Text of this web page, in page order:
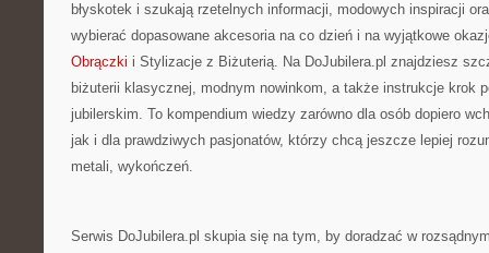
błyskotek i szukają rzetelnych informacji, modowych inspiracji
wybierać dopasowane akcesoria na co dzień i na wyjątkowe
Obrączki i Stylizacje z Biżuterią. Na DoJubilera.pl znajdziesz
biżuterii klasycznej, modnym nowinkom, a także instrukcje krok
jubilerskim. To kompendium wiedzy zarówno dla osób dopiero
jak i dla prawdziwych pasjonatów, którzy chcą jeszcze lepiej
metali, wykończeń.
Serwis DoJubilera.pl skupia się na tym, by doradzać w